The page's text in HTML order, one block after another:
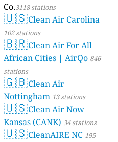
Co.3118 stations
🇺🇸Clean Air Carolina
102 stations
🇧🇷Clean Air For All
African Cities | AirQo 846
stations
🇬🇧Clean Air
Nottingham 13 stations
🇺🇸Clean Air Now
Kansas (CANK) 34 stations
🇺🇸CleanAIRE NC 195